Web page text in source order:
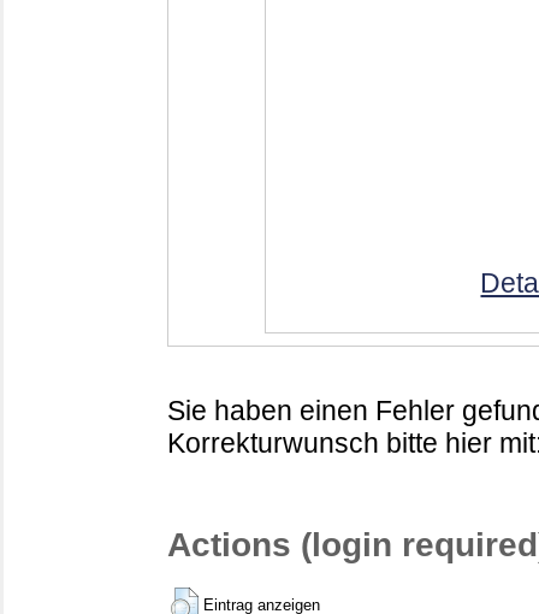
Sie haben einen Fehler
Korrekturwunsch bitte hier
Actions (login
Eintrag anzeigen